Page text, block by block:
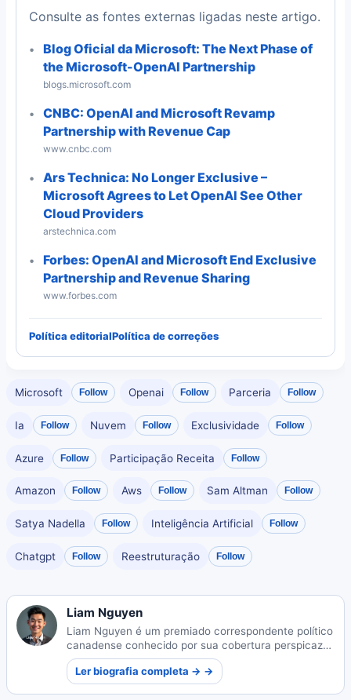
Consulte as fontes externas ligadas neste artigo.
Blog Oficial da Microsoft: The Next Phase of
the Microsoft-OpenAI Partnership
blogs.microsoft.com
CNBC: OpenAI and Microsoft Revamp
Partnership with Revenue Cap
www.cnbc.com
Ars Technica: No Longer Exclusive –
Microsoft Agrees to Let OpenAI See Other
Cloud Providers
arstechnica.com
Forbes: OpenAI and Microsoft End Exclusive
Partnership and Revenue Sharing
www.forbes.com
Política editorialPolítica de correções
Microsoft Follow Openai Follow Parceria Follow
Ia Follow Nuvem Follow Exclusividade Follow
Azure Follow Participação Receita Follow
Amazon Follow Aws Follow Sam Altman Follow
Satya Nadella Follow Inteligência Artificial Follow
Chatgpt Follow Reestruturação Follow
Liam Nguyen
Liam Nguyen é um premiado correspondente político
canadense conhecido por sua cobertura perspicaz
de assuntos federais. Nascido de refugiados
vietnamitas em Vancouver, seu trabalho amplifica
vozes sub-representadas nos círculos políticos.
Ler biografia completa → →